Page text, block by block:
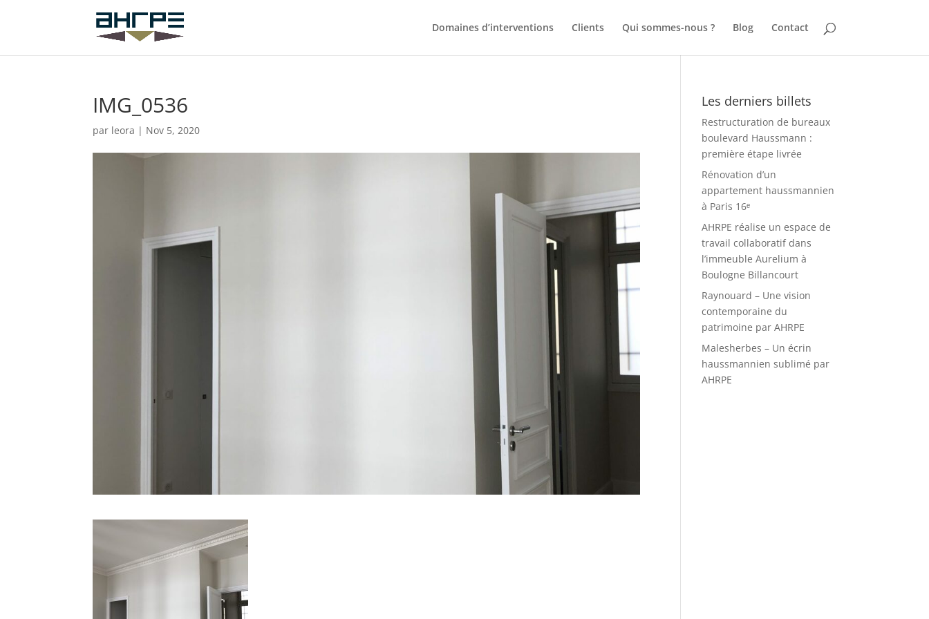
Domaines d’interventions Clients Qui sommes-nous ? Blog Contact
IMG_0536
par leora | Nov 5, 2020
Les derniers billets
Restructuration de bureaux
boulevard Haussmann :
première étape livrée
Rénovation d’un
appartement haussmannien
à Paris 16ᵉ
AHRPE réalise un espace de
travail collaboratif dans
l’immeuble Aurelium à
Boulogne Billancourt
Raynouard – Une vision
contemporaine du
patrimoine par AHRPE
Malesherbes – Un écrin
haussmannien sublimé par
AHRPE